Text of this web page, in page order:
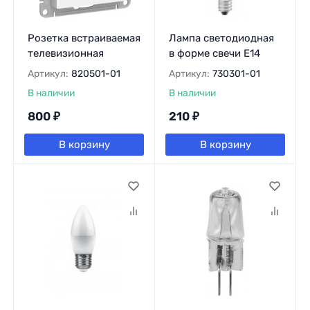
Розетка встраиваемая
телевизионная
Артикул: 820501-01
В наличии
800 ₽
В корзину
Лампа светодиодная
в форме свечи Е14
Артикул: 730301-01
В наличии
210 ₽
В корзину